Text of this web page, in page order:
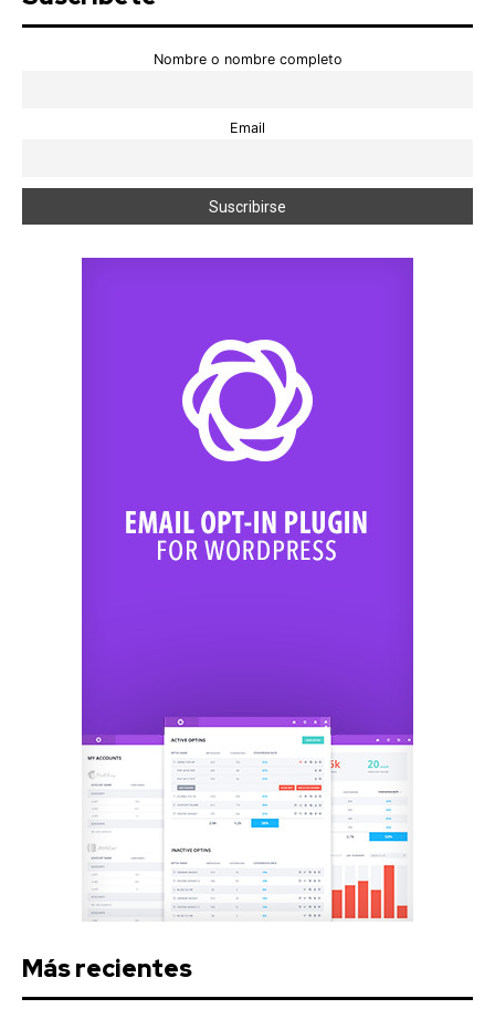
Nombre o nombre completo
Email
Más recientes